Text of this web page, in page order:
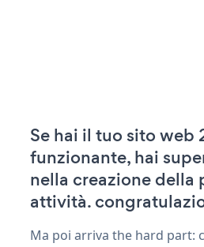
Se hai il tuo sito
funzionante, hai
nella creazione della
attività.
Ma poi arriva the hard part: